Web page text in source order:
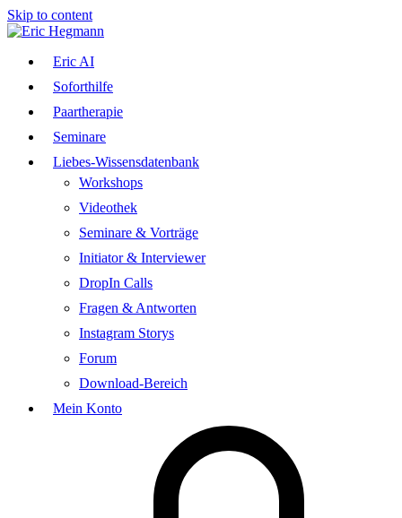
Skip to content
Eric AI
Soforthilfe
Paartherapie
Seminare
Liebes-Wissensdatenbank
Workshops
Videothek
Seminare & Vorträge
Initiator & Interviewer
DropIn Calls
Fragen & Antworten
Instagram Storys
Forum
Download-Bereich
Mein Konto